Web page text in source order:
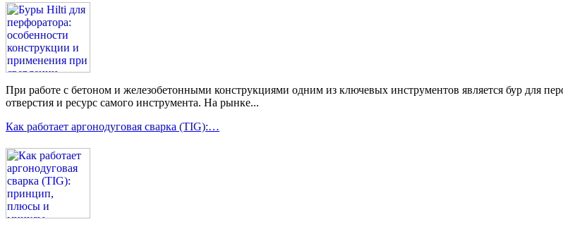
При работе с бетоном и железобетонными конструкциями одним из ключевых инструментов является бур для
отверстия и ресурс самого инструмента. На рынке...
Как работает аргонодуговая сварка (TIG):…